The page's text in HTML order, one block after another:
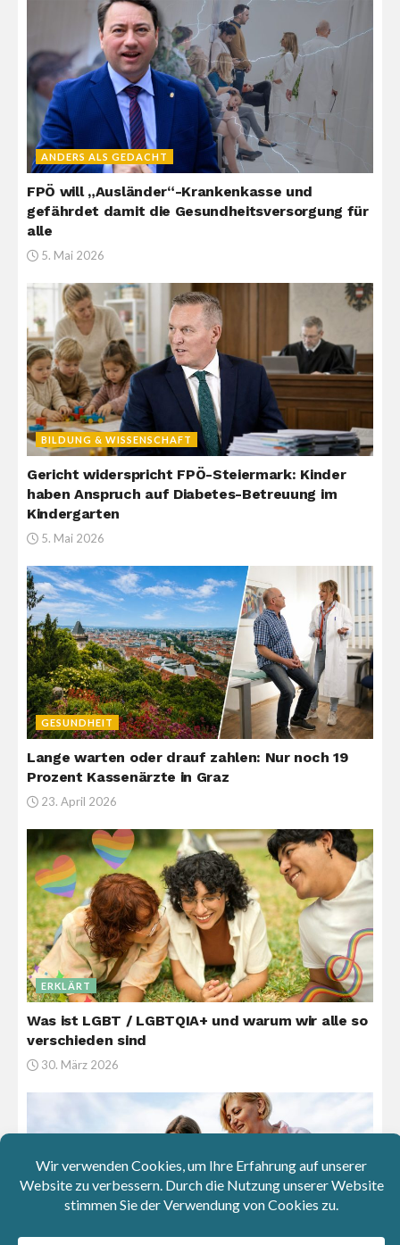
ANDERS ALS GEDACHT
FPÖ will „Ausländer“-Krankenkasse und
gefährdet damit die Gesundheitsversorgung für
alle
5. Mai 2026
BILDUNG & WISSENSCHAFT
Gericht widerspricht FPÖ-Steiermark: Kinder
haben Anspruch auf Diabetes-Betreuung im
Kindergarten
5. Mai 2026
GESUNDHEIT
Lange warten oder drauf zahlen: Nur noch 19
Prozent Kassenärzte in Graz
23. April 2026
ERKLÄRT
Was ist LGBT / LGBTQIA+ und warum wir alle so
verschieden sind
30. März 2026